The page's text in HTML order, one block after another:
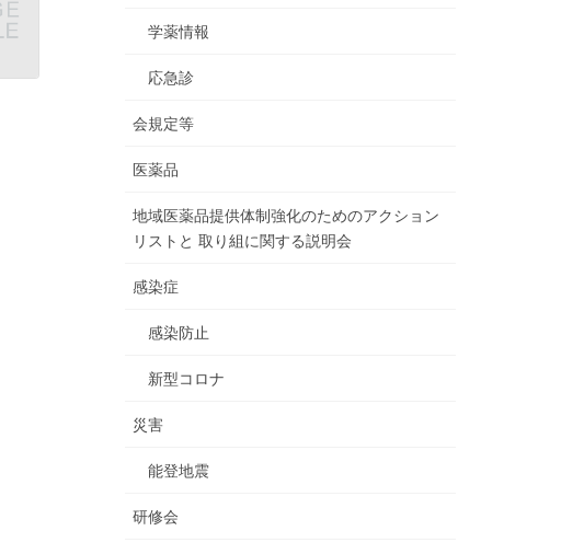
学薬情報
応急診
会規定等
医薬品
地域医薬品提供体制強化のためのアクション
リストと 取り組に関する説明会
感染症
感染防止
新型コロナ
災害
能登地震
研修会